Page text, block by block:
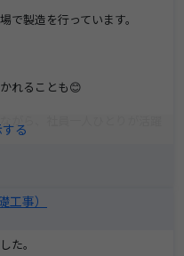
で製造を行っています。
れることも😊
がら、社員一人ひとりが活躍
事）
た。